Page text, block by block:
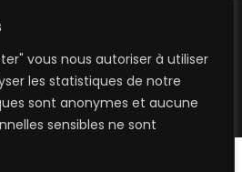
vous nous autoriser à utiliser
les statistiques de notre
sont anonymes et aucune
sensibles ne sont
geek.com par QUEEN TOYS
SAS